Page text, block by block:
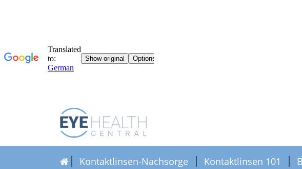
Kontaktlinsen-Nachsorge Kontaktlinsen 101